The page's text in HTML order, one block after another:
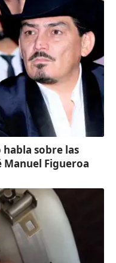
habla sobre las
Manuel Figueroa